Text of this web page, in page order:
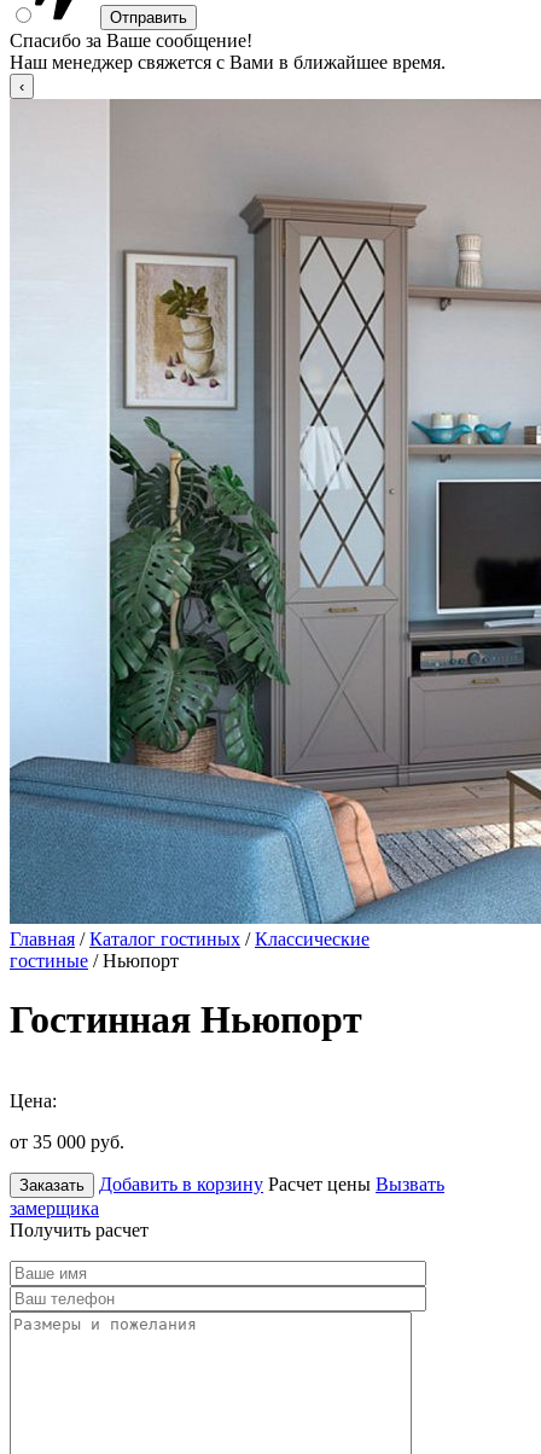
Спасибо за Ваше сообщение!
Наш менеджер свяжется с Вами в ближайшее время.
Главная /Каталог гостиных /Классические
гостиные / Ньюпорт
Гостинная Ньюпорт
Цена:
от 35 000 руб.
Заказать Добавить в корзину Расчет цены Вызвать
замерщика
Получить расчет